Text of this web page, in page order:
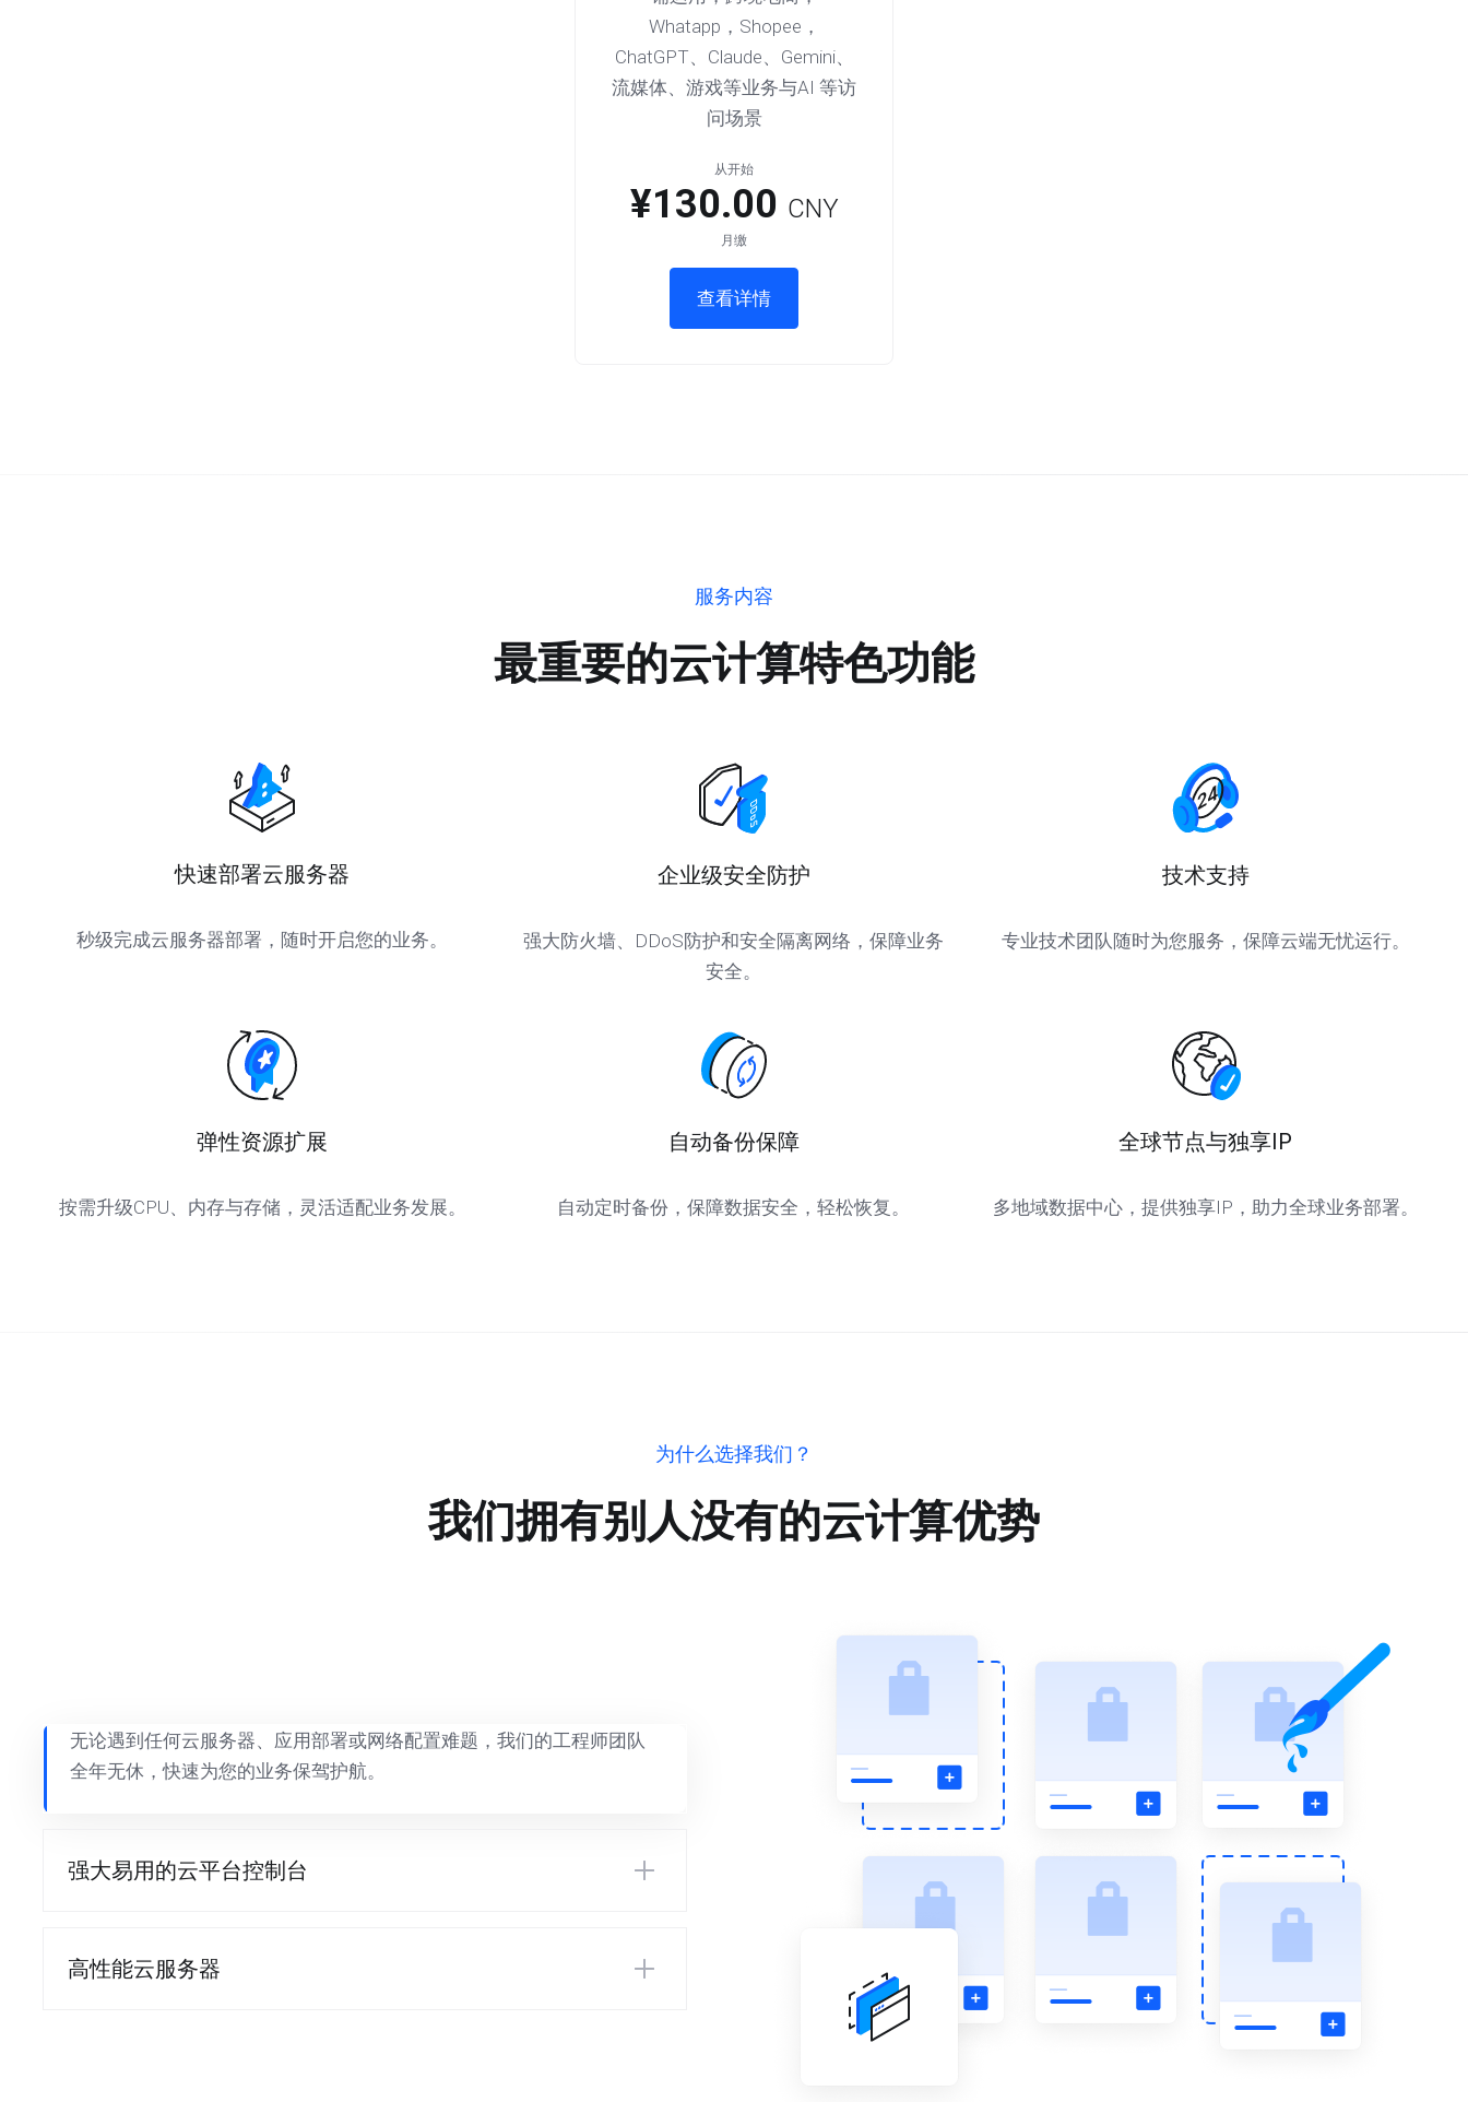
Whatapp，Shopee，
ChatGPT、Claude、Gemini、
流媒体、游戏等业务与AI 等访
问场景
从开始
¥130.00 CNY
月缴
查看详情
服务内容
最重要的云计算特色功能
快速部署云服务器
秒级完成云服务器部署，随时开启您的业务。
企业级安全防护
强大防火墙、DDoS防护和安全隔离网络，保障业务
安全。
技术支持
专业技术团队随时为您服务，保障云端无忧运行。
弹性资源扩展
按需升级CPU、内存与存储，灵活适配业务发展。
自动备份保障
自动定时备份，保障数据安全，轻松恢复。
全球节点与独享IP
多地域数据中心，提供独享IP，助力全球业务部署。
为什么选择我们？
我们拥有别人没有的云计算优势
无论遇到任何云服务器、应用部署或网络配置难题，我们的工程师团队
全年无休，快速为您的业务保驾护航。
强大易用的云平台控制台
高性能云服务器